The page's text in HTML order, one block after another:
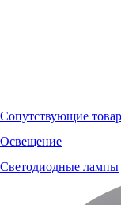
Сопутствующие
Освещение
Светодиодные лампы